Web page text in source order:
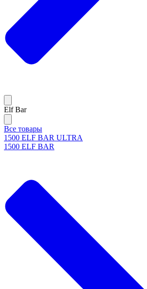
Elf Bar
Все товары
1500 ELF BAR ULTRA
1500 ELF BAR